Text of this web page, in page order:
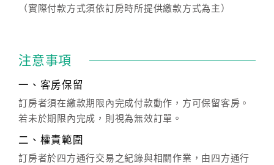
（實際付款方式須依訂房時所提供繳款方式為主）
注意事項
一、客房保留
訂房者須在繳款期限內完成付款動作，方可保留客房。
若未於期限內完成，則視為無效訂單。
二、權責範圍
訂房者於四方通行交易之紀錄與相關作業，由四方通行